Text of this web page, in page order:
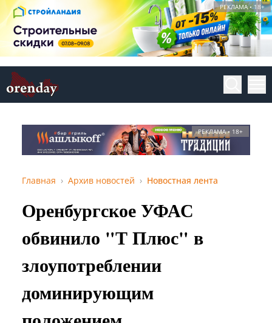
РЕКЛАМА • 18+
РЕКЛАМА • 18+
Главная Архив новостей Новостная лента
Оренбургское УФАС
обвинило "Т Плюс" в
злоупотреблении
доминирующим